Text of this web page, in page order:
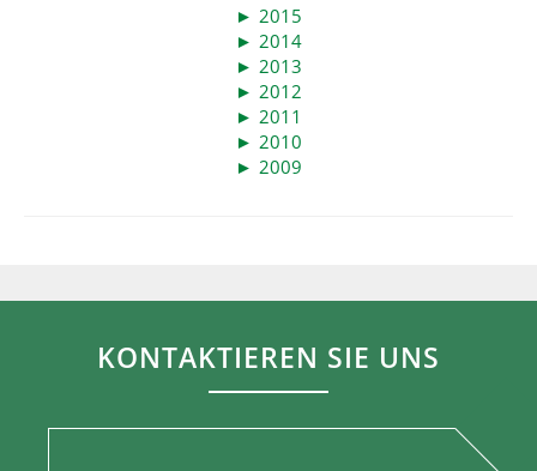
► 2015
► 2014
► 2013
► 2012
► 2011
► 2010
► 2009
KONTAKTIEREN SIE UNS